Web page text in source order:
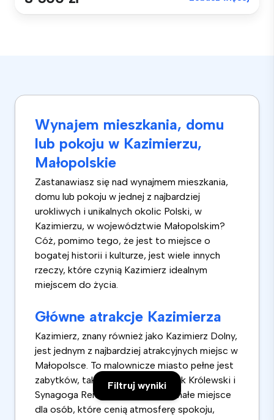
Filtruj wyniki
Wynajem mieszkania, domu
lub pokoju w Kazimierzu,
Małopolskie
Zastanawiasz się nad wynajmem mieszkania,
domu lub pokoju w jednej z najbardziej
urokliwych i unikalnych okolic Polski, w
Kazimierzu, w województwie Małopolskim?
Cóż, pomimo tego, że jest to miejsce o
bogatej historii i kulturze, jest wiele innych
rzeczy, które czynią Kazimierz idealnym
miejscem do życia.
Główne atrakcje Kazimierza
Kazimierz, znany również jako Kazimierz Dolny,
jest jednym z najbardziej atrakcyjnych miejsc w
Małopolsce. To malownicze miasto pełne jest
zabytków, takich jak Rynek, Zamek Królewski i
Synagoga Remuh. Jest to doskonałe miejsce
dla osób, które cenią atmosferę spokoju,